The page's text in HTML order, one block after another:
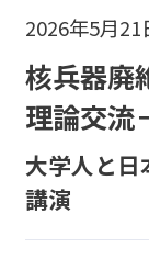
2026年5月21
核兵器廃
理論交流
大学人と
講演